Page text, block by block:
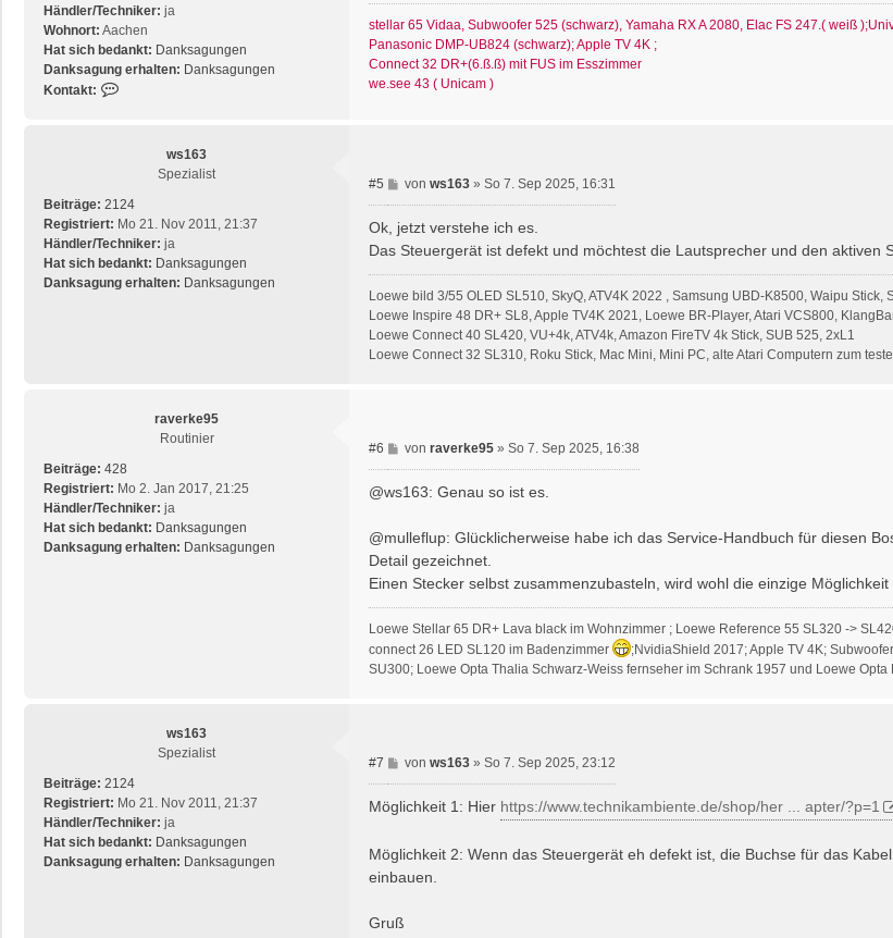
Händler/Techniker: ja
Wohnort: Aachen
Hat sich bedankt: Danksagungen
Danksagung erhalten: Danksagungen
Kontakt:
t
d
a
t
e
e
f
stellar 65 Vidaa, Subwoofer 525 (schwarz), Yamaha RX A 2080, Elac FS 247.( weiß
Panasonic DMP-UB824 (schwarz); Apple TV 4K ;
Connect 32 DR+(6.ß.ß) mit FUS im Esszimmer
we.see 43 ( Unicam )
ws163
Spezialist
Beiträge: 2124
Registriert: Mo 21. Nov 2011, 21:37
Händler/Techniker: ja
Hat sich bedankt: Danksagungen
Danksagung erhalten: Danksagungen
#5
B
e
i
r
a
g
von ws163» So 7. Sep 2025, 16:31
Ok, jetzt verstehe ich es.
Das Steuergerät ist defekt und möchtest die Lautsprecher und den aktiven
Loewe bild 3/55 OLED SL510, SkyQ, ATV4K 2022 , Samsung UBD-K8500, Waipu Stick,
Loewe Inspire 48 DR+ SL8, Apple TV4K 2021, Loewe BR-Player, Atari VCS800,
Loewe Connect 40 SL420, VU+4k, ATV4k, Amazon FireTV 4k Stick, SUB 525, 2xL1
Loewe Connect 32 SL310, Roku Stick, Mac Mini, Mini PC, alte Atari Computern zum
raverke95
Routinier
Beiträge: 428
Registriert: Mo 2. Jan 2017, 21:25
Händler/Techniker: ja
Hat sich bedankt: Danksagungen
Danksagung erhalten: Danksagungen
#6
B
e
a
g
von raverke95» So 7. Sep 2025, 16:38
@ws163: Genau so ist es.
@mulleflup: Glücklicherweise habe ich das Service-Handbuch für diesen
Detail gezeichnet.
Einen Stecker selbst zusammenzubasteln, wird wohl die einzige Möglichkeit
Loewe Stellar 65 DR+ Lava black im Wohnzimmer ; Loewe Reference 55 SL320 ->
connect 26 LED SL120 im Badenzimmer
;NvidiaShield 2017; Apple TV 4K;
SU300; Loewe Opta Thalia Schwarz-Weiss fernseher im Schrank 1957 und Loewe
ws163
Spezialist
Beiträge: 2124
Registriert: Mo 21. Nov 2011, 21:37
Händler/Techniker: ja
Hat sich bedankt: Danksagungen
Danksagung erhalten: Danksagungen
#7
B
e
i
a
g
von ws163» So 7. Sep 2025, 23:12
Möglichkeit 1: Hier https://www.technikambiente.de/shop/her ... apter/?p=1
Möglichkeit 2: Wenn das Steuergerät eh defekt ist, die Buchse für das
einbauen.
Gruß